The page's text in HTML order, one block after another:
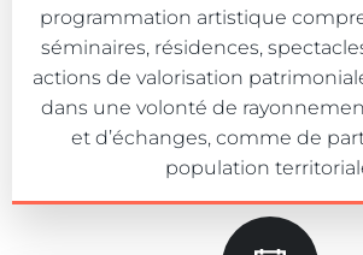
programmation artistique
séminaires, résidences,
actions de valorisation
dans une volonté de
et d’échanges, comme de
population